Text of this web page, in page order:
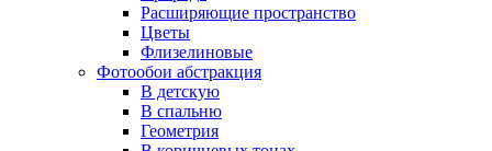
Расширяющие пространство
Цветы
Флизелиновые
Фотообои абстракция
В детскую
В спальню
Геометрия